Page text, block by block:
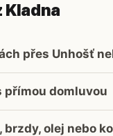
Kladna
přes Unhošť
přímou domluvou
olej nebo